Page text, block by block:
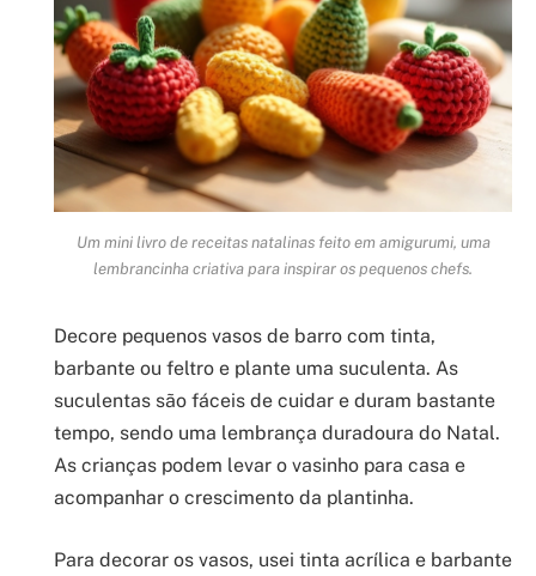
Um mini livro de receitas natalinas feito em amigurumi, uma
lembrancinha criativa para inspirar os pequenos chefs.
Decore pequenos vasos de barro com tinta,
barbante ou feltro e plante uma suculenta. As
suculentas são fáceis de cuidar e duram bastante
tempo, sendo uma lembrança duradoura do Natal.
As crianças podem levar o vasinho para casa e
acompanhar o crescimento da plantinha.
Para decorar os vasos, usei tinta acrílica e barbante